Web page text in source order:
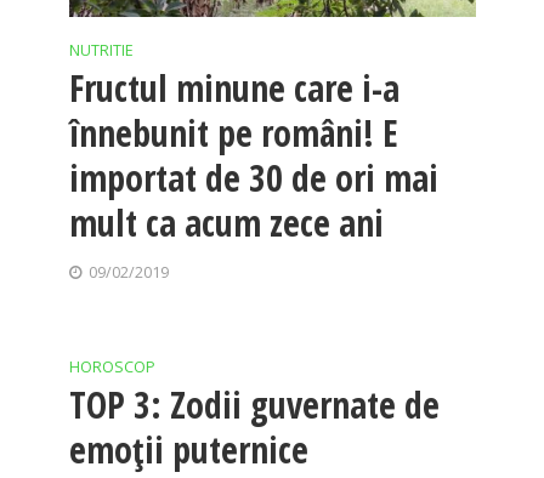
NUTRITIE
Fructul minune care i-a
înnebunit pe români! E
importat de 30 de ori mai
mult ca acum zece ani
09/02/2019
HOROSCOP
TOP 3: Zodii guvernate de
emoții puternice